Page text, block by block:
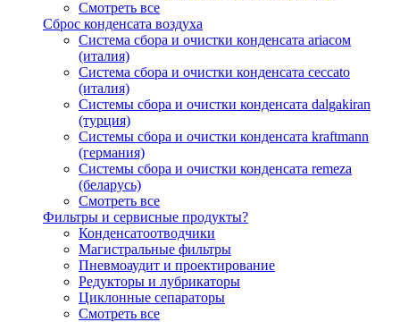
Смотреть все
Сброс конденсата воздуха
Система сбора и очистки конденсата ariacом
(италия)
Система сбора и очистки конденсата ceccato
(италия)
Системы сбора и очистки конденсата dalgakiran
(турция)
Системы сбора и очистки конденсата kraftmann
(германия)
Системы сбора и очистки конденсата remeza
(беларусь)
Смотреть все
Фильтры и сервисные продукты?
Конденсатоотводчики
Магистральные фильтры
Пневмоаудит и проектирование
Редукторы и лубрикаторы
Циклонные сепараторы
Смотреть все